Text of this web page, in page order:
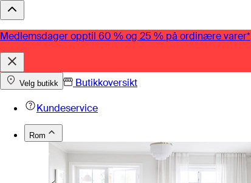
Medlemsdager opptil 60 % og 25 % på ordinære varer*
Velg butikk
Butikkoversikt
Kundeservice
Rom